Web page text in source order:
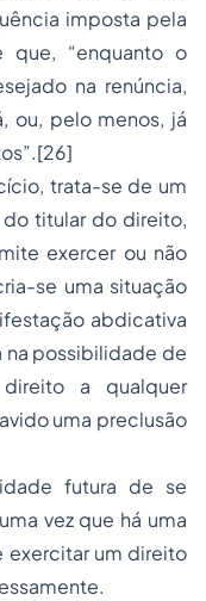
imposta pela
que, “enquanto o
na renúncia,
ou, pelo menos, já
trata-se de um
titular do direito,
exercer ou não
se uma situação
abdicativa
na possibilidade de
a qualquer
uma preclusão
futura de se
vez que há uma
exercitar um direito